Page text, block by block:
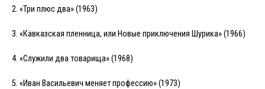
2. «Три плюс два» (1963)
3. «Кавказская пленница, или Новые приключения Шурика» (1966)
4. «Служили два товарища» (1968)
5. «Иван Васильевич меняет профессию» (1973)